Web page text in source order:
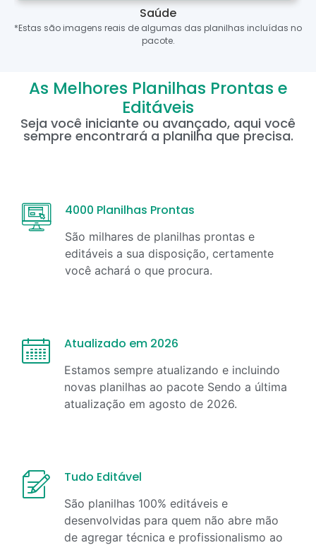
Saúde
*Estas são imagens reais de algumas das planilhas incluídas no
pacote.
As Melhores Planilhas Prontas e
Editáveis
Seja você iniciante ou avançado, aqui você
sempre encontrará a planilha que precisa.
4000 Planilhas Prontas
São milhares de planilhas prontas e
editáveis a sua disposição, certamente
você achará o que procura.
Atualizado em 2026
Estamos sempre atualizando e incluindo
novas planilhas ao pacote Sendo a última
atualização em agosto de 2026.
Tudo Editável
São planilhas 100% editáveis e
desenvolvidas para quem não abre mão
de agregar técnica e profissionalismo ao